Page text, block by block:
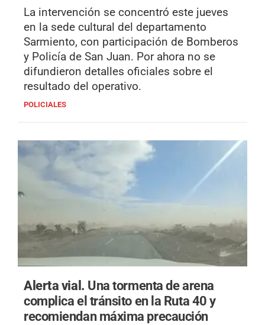
La intervención se concentró este jueves
en la sede cultural del departamento
Sarmiento, con participación de Bomberos
y Policía de San Juan. Por ahora no se
difundieron detalles oficiales sobre el
resultado del operativo.
POLICIALES
Alerta vial. Una tormenta de arena
complica el tránsito en la Ruta 40 y
recomiendan máxima precaución